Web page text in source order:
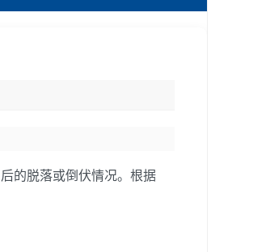
的脱落或倒伏情况。根据